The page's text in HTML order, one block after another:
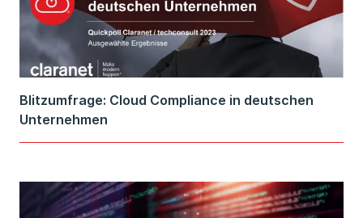
Blitzumfrage: Cloud Compliance in deutschen
Unternehmen